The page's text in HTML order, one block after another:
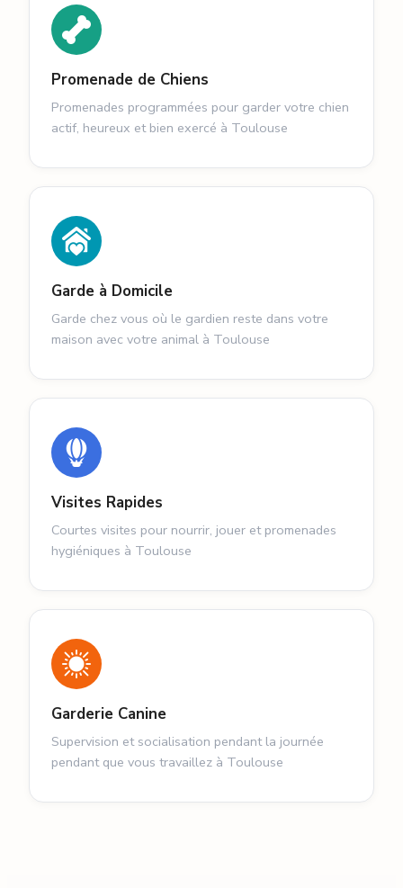
Promenade de Chiens
Promenades programmées pour garder votre chien
actif, heureux et bien exercé à Toulouse
Garde à Domicile
Garde chez vous où le gardien reste dans votre
maison avec votre animal à Toulouse
Visites Rapides
Courtes visites pour nourrir, jouer et promenades
hygiéniques à Toulouse
Garderie Canine
Supervision et socialisation pendant la journée
pendant que vous travaillez à Toulouse